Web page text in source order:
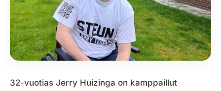
32-vuotias Jerry Huizinga on kamppaillut